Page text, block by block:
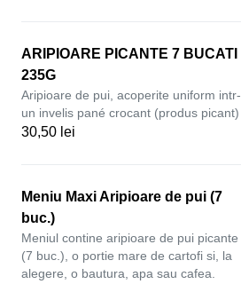
ARIPIOARE PICANTE 7 BUCATI
235G
Aripioare de pui, acoperite uniform intr-
un invelis pané crocant (produs picant)
30,50 lei
Meniu Maxi Aripioare de pui (7
buc.)
Meniul contine aripioare de pui picante
(7 buc.), o portie mare de cartofi si, la
alegere, o bautura, apa sau cafea.